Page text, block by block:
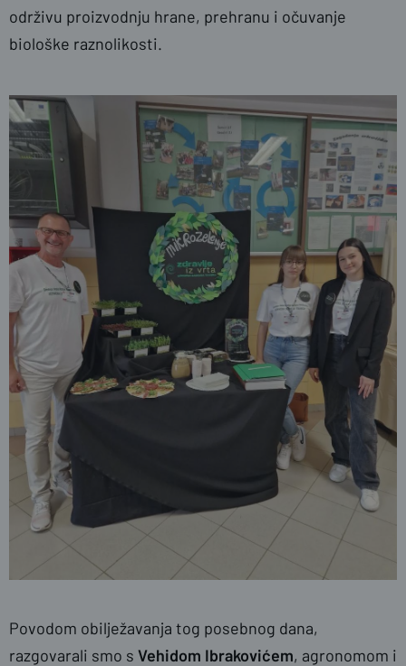
održivu proizvodnju hrane, prehranu i očuvanje
biološke raznolikosti.
Povodom obilježavanja tog posebnog dana,
razgovarali smo s Vehidom Ibrakovićem, agronomom i